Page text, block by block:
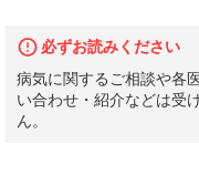
必ずお読みください
病気に関するご相談や各
い合わせ・紹介などは受
ん。